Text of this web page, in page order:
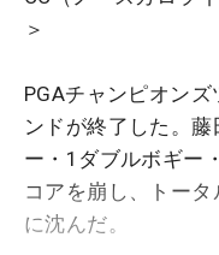
＞
PGAチャンピオン
ンドが終了した。
ー・1ダブルボギー
コアを崩し、トータ
に沈んだ。